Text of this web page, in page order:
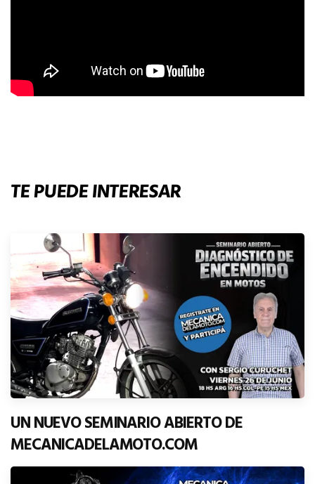
TE PUEDE INTERESAR
UN NUEVO SEMINARIO ABIERTO DE
MECANICADELAMOTO.COM